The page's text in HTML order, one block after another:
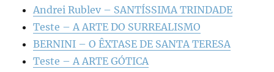
Andrei Rublev – SANTÍSSIMA TRINDADE
Teste – A ARTE DO SURREALISMO
BERNINI – O ÊXTASE DE SANTA TERESA
Teste – A ARTE GÓTICA